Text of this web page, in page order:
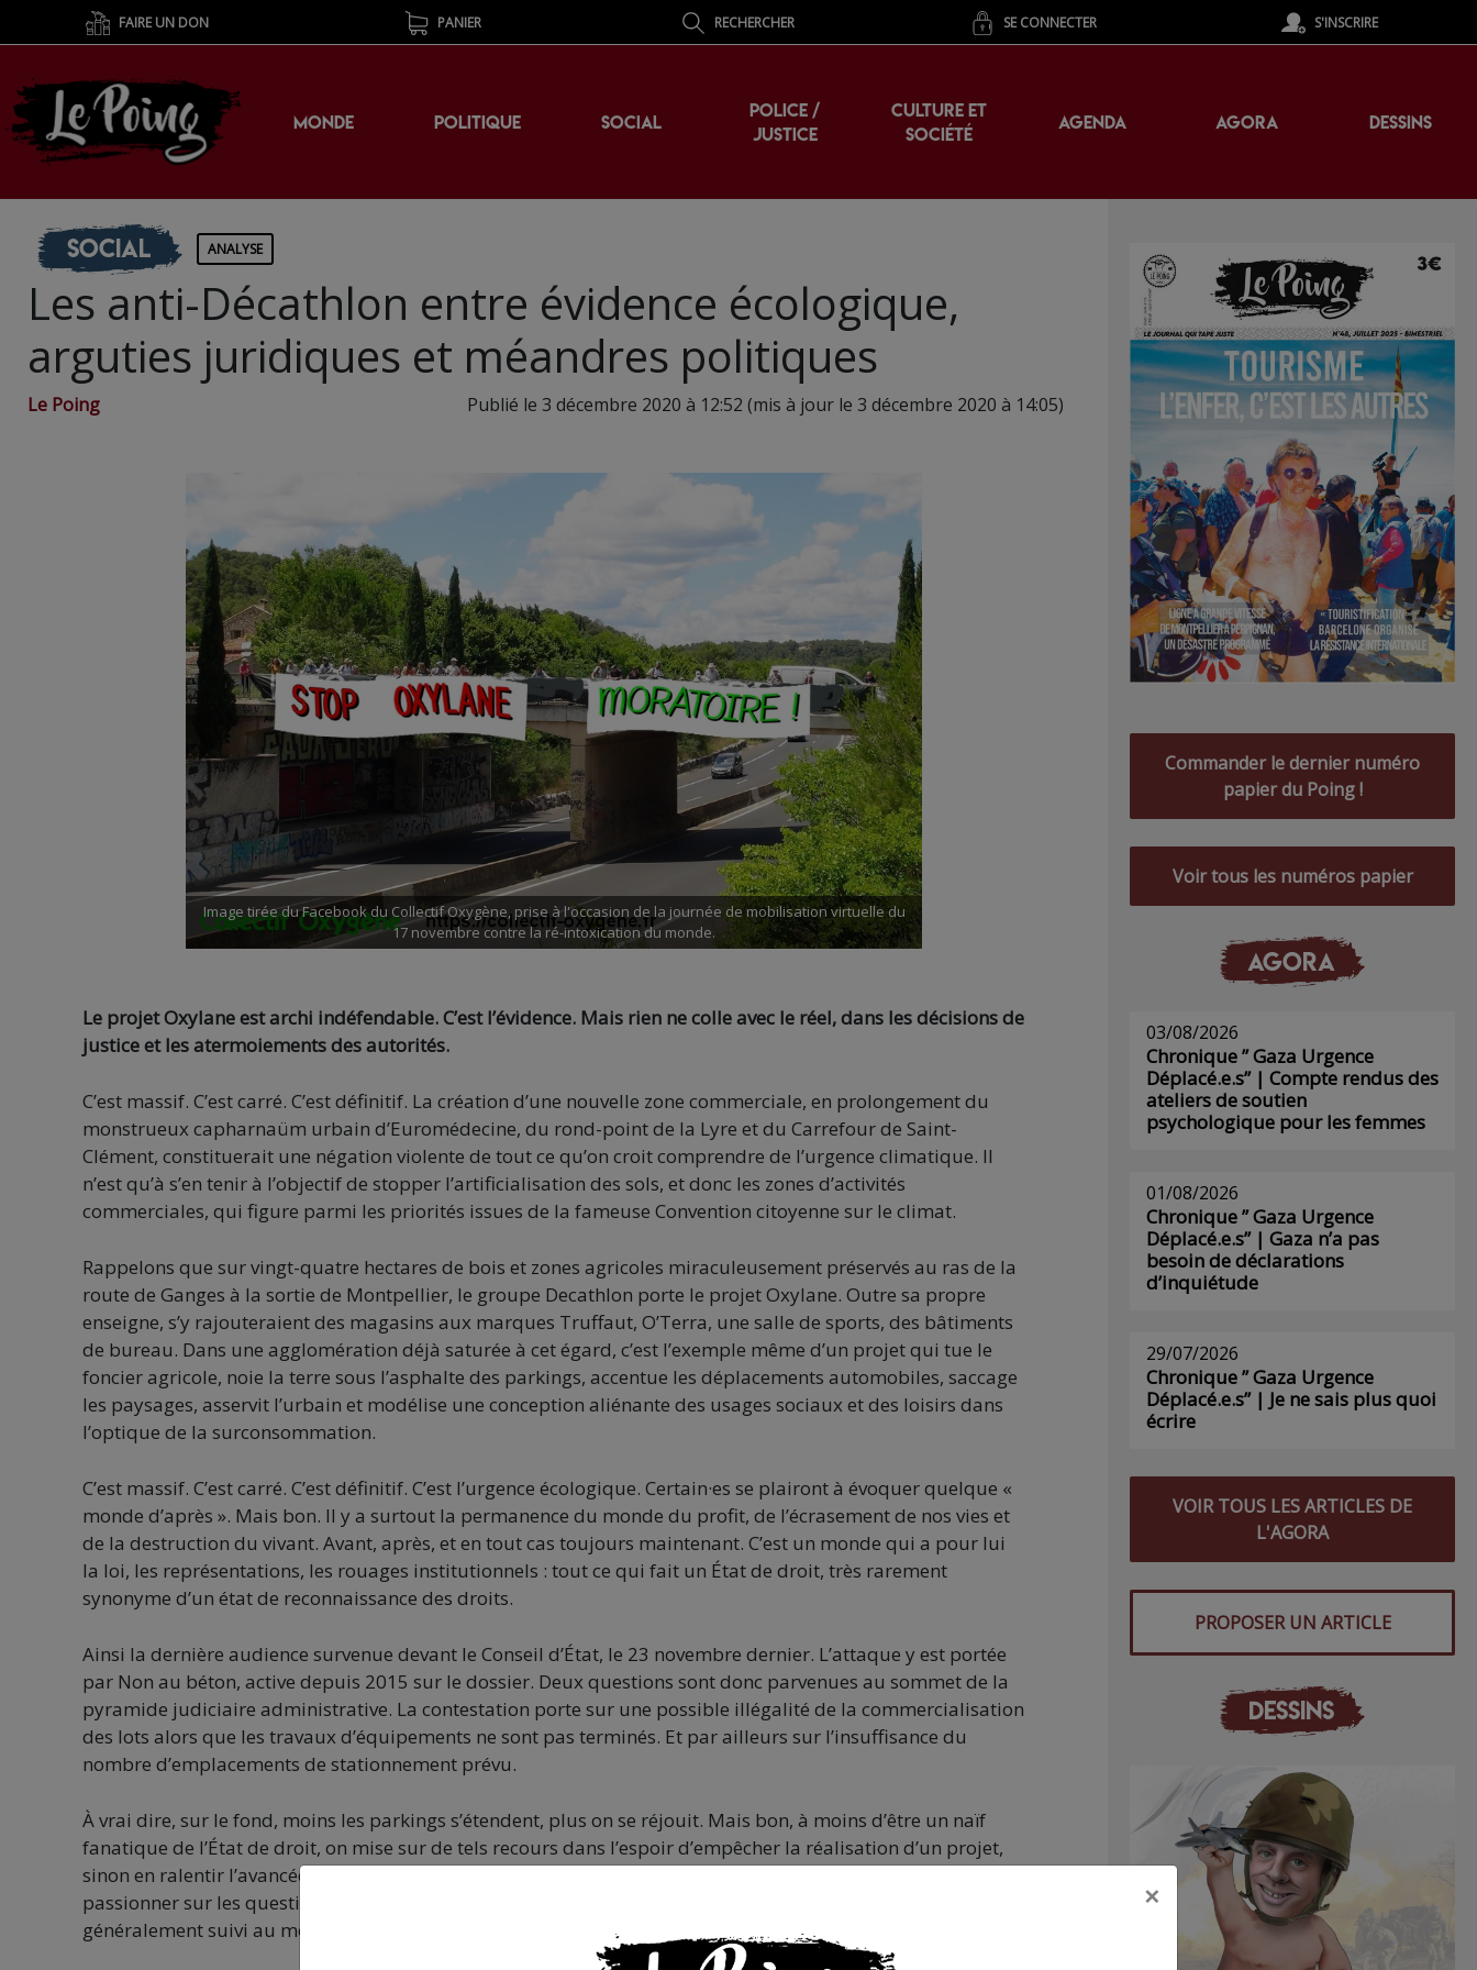
FAIRE UN DON PANIER RECHERCHER SE CONNECTER S'INSCRIRE
MONDE POLITIQUE SOCIAL
POLICE /
JUSTICE
CULTURE ET
SOCIÉTÉ
AGENDA AGORA DESSINS
Social ANALYSE
Les anti-Décathlon entre évidence écologique,
arguties juridiques et méandres politiques
Le Poing Publié le 3 décembre 2020 à 12:52 (mis à jour le 3 décembre 2020 à 14:05)
Image tirée du Facebook du Collectif Oxygène, prise à l'occasion de la journée de mobilisation virtuelle du
17 novembre contre la ré-intoxication du monde.
Le projet Oxylane est archi indéfendable. C’est l’évidence. Mais rien ne colle avec le réel, dans les décisions de
justice et les atermoiements des autorités.
C’est massif. C’est carré. C’est définitif. La création d’une nouvelle zone commerciale, en prolongement du
monstrueux capharnaüm urbain d’Euromédecine, du rond-point de la Lyre et du Carrefour de Saint-
Clément, constituerait une négation violente de tout ce qu’on croit comprendre de l’urgence climatique. Il
n’est qu’à s’en tenir à l’objectif de stopper l’artificialisation des sols, et donc les zones d’activités
commerciales, qui figure parmi les priorités issues de la fameuse Convention citoyenne sur le climat.
Rappelons que sur vingt-quatre hectares de bois et zones agricoles miraculeusement préservés au ras de la
route de Ganges à la sortie de Montpellier, le groupe Decathlon porte le projet Oxylane. Outre sa propre
enseigne, s’y rajouteraient des magasins aux marques Truffaut, O’Terra, une salle de sports, des bâtiments
de bureau. Dans une agglomération déjà saturée à cet égard, c’est l’exemple même d’un projet qui tue le
foncier agricole, noie la terre sous l’asphalte des parkings, accentue les déplacements automobiles, saccage
les paysages, asservit l’urbain et modélise une conception aliénante des usages sociaux et des loisirs dans
l’optique de la surconsommation.
C’est massif. C’est carré. C’est définitif. C’est l’urgence écologique. Certain·es se plairont à évoquer quelque «
monde d’après ». Mais bon. Il y a surtout la permanence du monde du profit, de l’écrasement de nos vies et
de la destruction du vivant. Avant, après, et en tout cas toujours maintenant. C’est un monde qui a pour lui
la loi, les représentations, les rouages institutionnels : tout ce qui fait un État de droit, très rarement
synonyme d’un état de reconnaissance des droits.
Ainsi la dernière audience survenue devant le Conseil d’État, le 23 novembre dernier. L’attaque y est portée
par Non au béton, active depuis 2015 sur le dossier. Deux questions sont donc parvenues au sommet de la
pyramide judiciaire administrative. La contestation porte sur une possible illégalité de la commercialisation
des lots alors que les travaux d’équipements ne sont pas terminés. Et par ailleurs sur l’insuffisance du
nombre d’emplacements de stationnement prévu.
À vrai dire, sur le fond, moins les parkings s’étendent, plus on se réjouit. Mais bon, à moins d’être un naïf
fanatique de l’État de droit, on mise sur de tels recours dans l’espoir d’empêcher la réalisation d’un projet,
sinon en ralentir l’avancée, comme autant de gagné pour la lutte de terrain. C’est de bonne guerre. Sans se
passionner sur les questions pointées, relevons vite que le rapporteur sur ce dossier – dont l’avis est
généralement suivi au moment du délibéré – a conclu en la défaveur des anti-Oxylane.
Commander le dernier numéro
papier du Poing !
Voir tous les numéros papier
AGORA
03/08/2026
Chronique ” Gaza Urgence
Déplacé.e.s” | Compte rendus des
ateliers de soutien
psychologique pour les femmes
01/08/2026
Chronique ” Gaza Urgence
Déplacé.e.s” | Gaza n’a pas
besoin de déclarations
d’inquiétude
29/07/2026
Chronique ” Gaza Urgence
Déplacé.e.s” | Je ne sais plus quoi
écrire
VOIR TOUS LES ARTICLES DE
L'AGORA
PROPOSER UN ARTICLE
DESSINS
×